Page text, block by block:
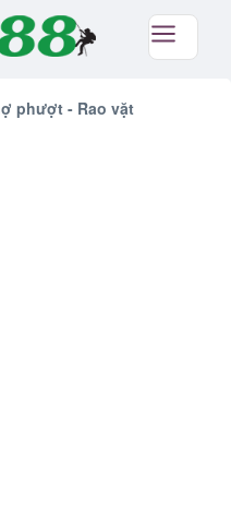
phượt - Rao vặt